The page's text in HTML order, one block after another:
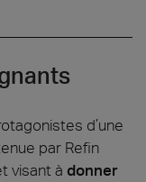
d’une
par Refin
visant à donner